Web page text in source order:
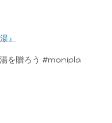
』
を贈ろう #monipla